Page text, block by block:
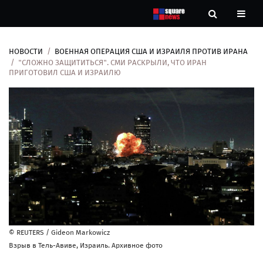
Новости
Рубрики
Контакты
нас
НОВОСТИ
ВОЕННАЯ ОПЕРАЦИЯ США И ИЗРАИЛЯ ПРОТИВ ИРАНА
"СЛОЖНО ЗАЩИТИТЬСЯ". СМИ РАСКРЫЛИ, ЧТО ИРАН
ПРИГОТОВИЛ США И ИЗРАИЛЮ
© REUTERS / Gideon Markowicz
Взрыв в Тель-Авиве, Израиль. Архивное фото